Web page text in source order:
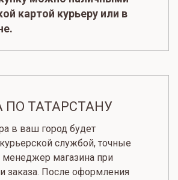
картой курьеру или в
ПО ТАТАРСТАНУ
в ваш город будет
службой, точные
менеджер магазина при
заказа. После оформления